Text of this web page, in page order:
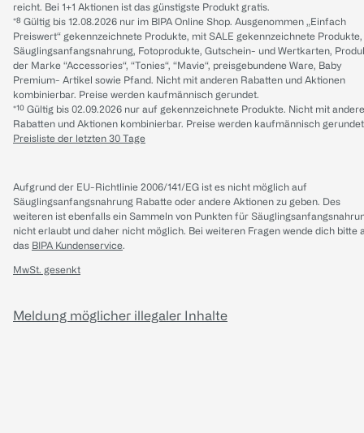
reicht. Bei 1+1 Aktionen ist das günstigste Produkt gratis.
*⁸ Gültig bis 12.08.2026 nur im BIPA Online Shop. Ausgenommen „Einfach
Preiswert“ gekennzeichnete Produkte, mit SALE gekennzeichnete Produkte,
Säuglingsanfangsnahrung, Fotoprodukte, Gutschein- und Wertkarten,
der Marke “Accessories“, “Tonies“, “Mavie“, preisgebundene Ware, Baby
Premium- Artikel sowie Pfand. Nicht mit anderen Rabatten und Aktionen
kombinierbar. Preise werden kaufmännisch gerundet.
*¹⁰ Gültig bis 02.09.2026 nur auf gekennzeichnete Produkte. Nicht mit
Rabatten und Aktionen kombinierbar. Preise werden kaufmännisch
Preisliste der letzten 30 Tage
Aufgrund der EU-Richtlinie 2006/141/EG ist es nicht möglich auf
Säuglingsanfangsnahrung Rabatte oder andere Aktionen zu geben. Des
weiteren ist ebenfalls ein Sammeln von Punkten für
nicht erlaubt und daher nicht möglich. Bei weiteren Fragen wende dich bitte
das BIPA Kundenservice.
MwSt. gesenkt
Meldung möglicher illegaler Inhalte